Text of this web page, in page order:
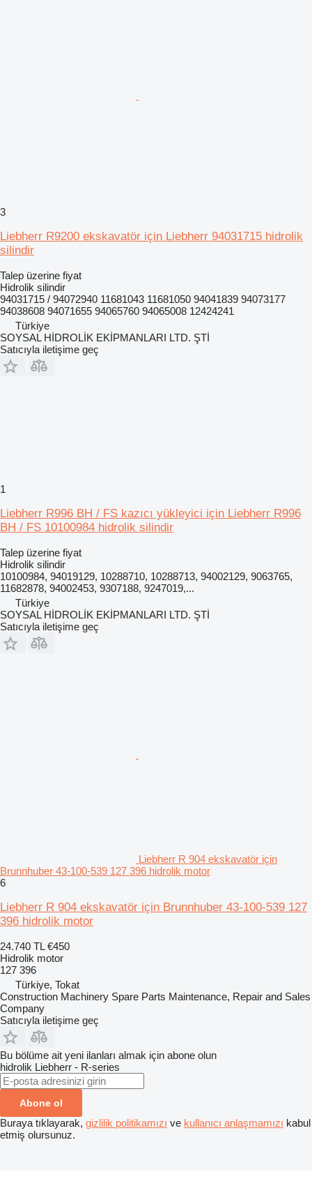
3
Liebherr R9200 ekskavatör için Liebherr 94031715 hidrolik
silindir
Talep üzerine fiyat
Hidrolik silindir
94031715 / 94072940 11681043 11681050 94041839 94073177
94038608 94071655 94065760 94065008 12424241
Türkiye
SOYSAL HİDROLİK EKİPMANLARI LTD. ŞTİ
Satıcıyla iletişime geç
1
Liebherr R996 BH / FS kazıcı yükleyici için Liebherr R996
BH / FS 10100984 hidrolik silindir
Talep üzerine fiyat
Hidrolik silindir
10100984, 94019129, 10288710, 10288713, 94002129, 9063765,
11682878, 94002453, 9307188, 9247019,...
Türkiye
SOYSAL HİDROLİK EKİPMANLARI LTD. ŞTİ
Satıcıyla iletişime geç
Liebherr R 904 ekskavatör için
Brunnhuber 43-100-539 127 396 hidrolik motor
6
Liebherr R 904 ekskavatör için Brunnhuber 43-100-539 127
396 hidrolik motor
24.740 TL €450
Hidrolik motor
127 396
Türkiye, Tokat
Construction Machinery Spare Parts Maintenance, Repair and Sales
Company
Satıcıyla iletişime geç
Bu bölüme ait yeni ilanları almak için abone olun
hidrolik Liebherr - R-series
Abone ol
Buraya tıklayarak, gizlilik politikamızı ve kullanıcı anlaşmamızı kabul
etmiş olursunuz.